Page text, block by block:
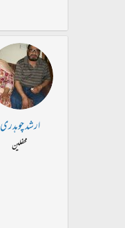
ارشد چوہدری
محفلین